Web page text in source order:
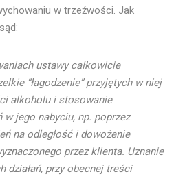
w trzeźwości. Jak
ustawy całkowicie
“łagodzenie” przyjętych w niej
alkoholu i stosowanie
jego nabyciu, np. poprzez
na odległość i dowożenie
przez klienta. Uznanie
działań, przy obecnej treści